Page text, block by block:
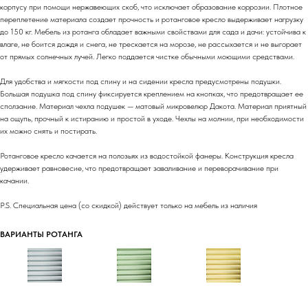
корпусу при помощи нержавеющих скоб, что исключает образование коррозии. Плотное
переплетение материала создает прочность и ротанговое кресло выдерживает нагрузку
до 150 кг. Мебель из ротанга обладает важными свойствами для сада и дачи: устойчива к
влаге, не боится дождя и снега, не трескается на морозе, не рассыхается и не выгорает
от прямых солнечных лучей. Легко поддается чистке обычными моющими средствами.
Для удобства и мягкости под спину и на сидении кресла предусмотрены подушки.
Большая подушка под спину фиксируется креплением на кнопках, что предотвращает ее
сползание. Материал чехла подушек — матовый микровелюр Дакота. Материал приятный
на ощупь, прочный к истиранию и простой в уходе. Чехлы на молнии, при необходимости
их можно снять и постирать.
Ротанговое кресло качается на полозьях из водостойкой фанеры. Конструкция кресла
удерживает равновесие, что предотвращает заваливание и переворачивание при
качании.
P.S. Специальная цена (со скидкой) действует только на мебель из наличия
ВАРИАНТЫ РОТАНГА